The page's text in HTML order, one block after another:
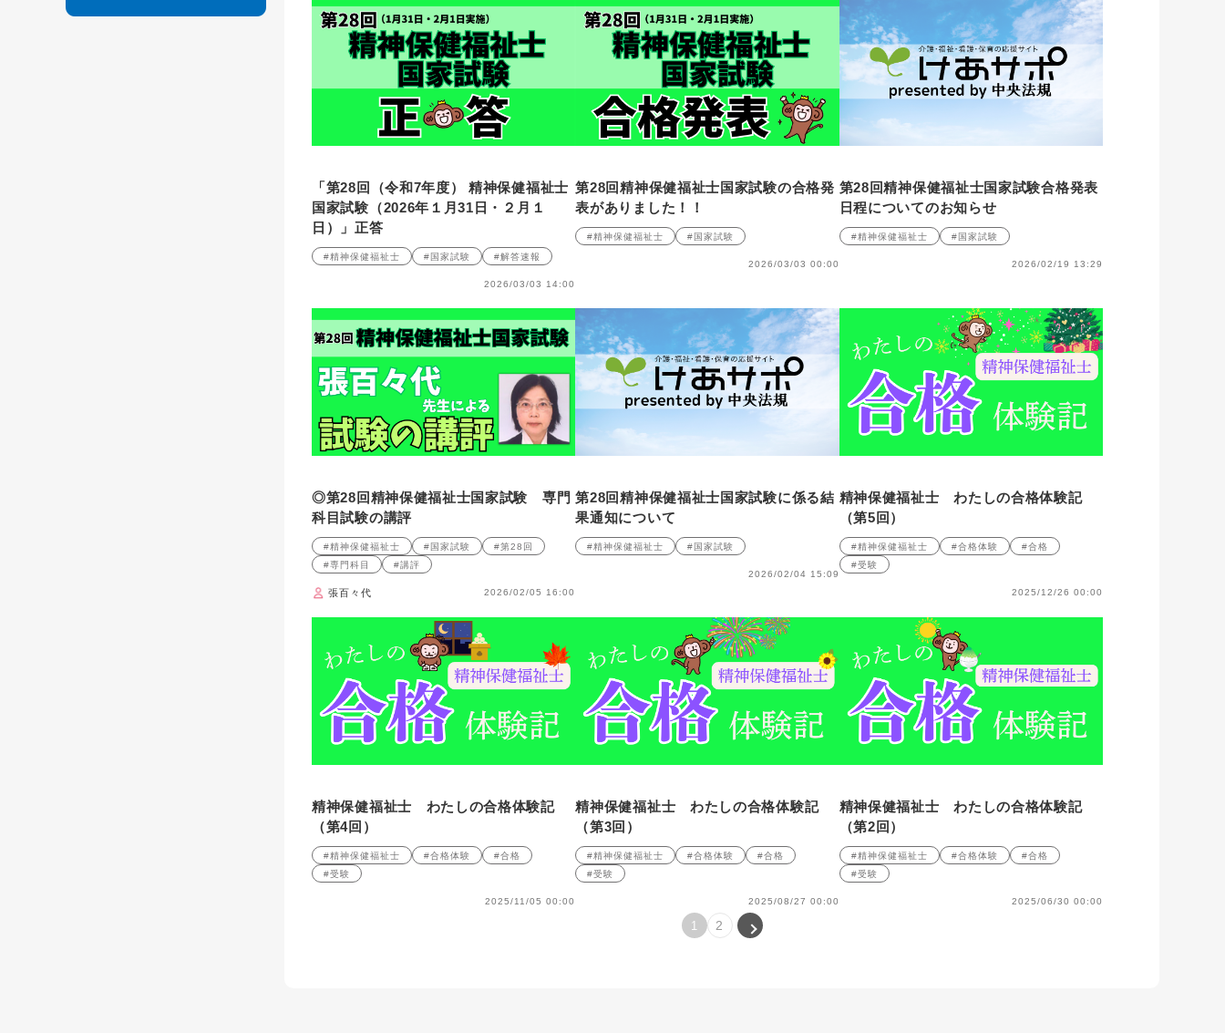
「第28回（令和7年度） 精神保健福祉士
国家試験（2026年１月31日・２月１
日）」正答
#精神保健福祉士 #国家試験 #解答速報
2026/03/03 14:00
第28回精神保健福祉士国家試験の合格発
表がありました！！
#精神保健福祉士 #国家試験
2026/03/03 00:00
第28回精神保健福祉士国家試験合格発表
日程についてのお知らせ
#精神保健福祉士 #国家試験
2026/02/19 13:29
◎第28回精神保健福祉士国家試験 専門
科目試験の講評
#精神保健福祉士 #国家試験
#第28回
#専門科目
#講評
張百々代 2026/02/05 16:00
第28回精神保健福祉士国家試験に係る結
果通知について
#精神保健福祉士 #国家試験
2026/02/04 15:09
精神保健福祉士 わたしの合格体験記
（第5回）
#精神保健福祉士 #合格体験
#合格
#受験
2025/12/26 00:00
精神保健福祉士 わたしの合格体験記
（第4回）
#精神保健福祉士 #合格体験
#合格
#受験
2025/11/05 00:00
精神保健福祉士 わたしの合格体験記
（第3回）
#精神保健福祉士 #合格体験
#合格
#受験
2025/08/27 00:00
精神保健福祉士 わたしの合格体験記
（第2回）
#精神保健福祉士 #合格体験
#合格
#受験
2025/06/30 00:00
1 2